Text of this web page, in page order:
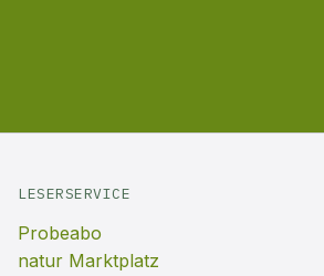
LESERSERVICE
Probeabo
natur Marktplatz